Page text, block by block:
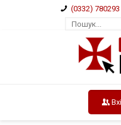
(0332) 780293